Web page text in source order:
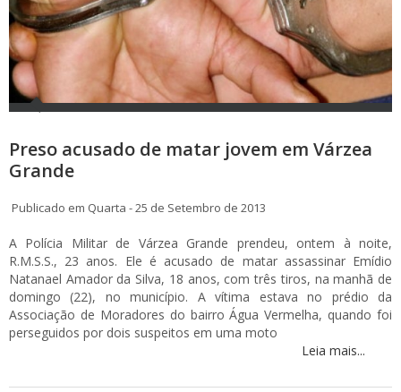
Preso acusado de matar jovem em Várzea
Grande
Publicado em Quarta - 25 de Setembro de 2013
A Polícia Militar de Várzea Grande prendeu, ontem à noite,
R.M.S.S., 23 anos. Ele é acusado de matar assassinar Emídio
Natanael Amador da Silva, 18 anos, com três tiros, na manhã de
domingo (22), no município. A vítima estava no prédio da
Associação de Moradores do bairro Água Vermelha, quando foi
perseguidos por dois suspeitos em uma moto
Leia mais...